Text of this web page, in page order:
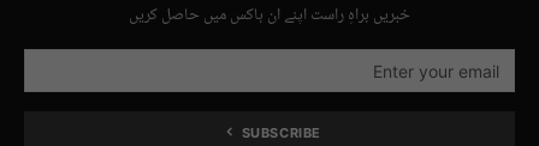
خبریں براہِ راست اپنے ان باکس میں حاصل کریں
SUBSCRIBE